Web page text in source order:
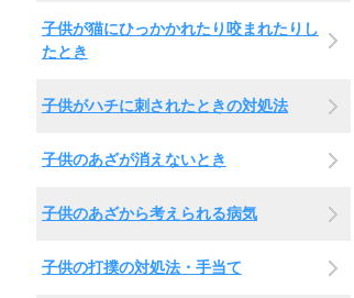
子供が猫にひっかかれたり咬まれたりし
たとき
子供がハチに刺されたときの対処法
子供のあざが消えないとき
子供のあざから考えられる病気
子供の打撲の対処法・手当て